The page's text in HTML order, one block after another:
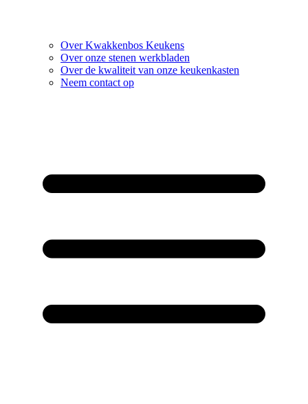
Over Kwakkenbos Keukens
Over onze stenen werkbladen
Over de kwaliteit van onze keukenkasten
Neem contact op